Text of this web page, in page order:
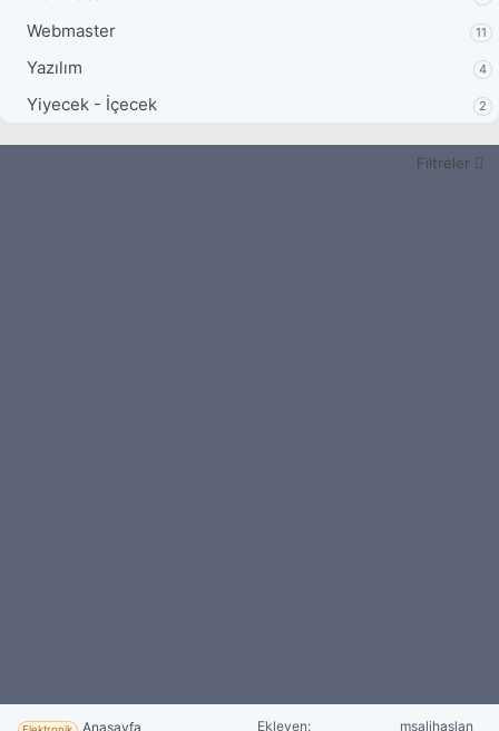
Webmaster 11
Yazılım 4
Yiyecek - İçecek 2
Filtreler
Anasayfa Ekleyen
msalihaslan